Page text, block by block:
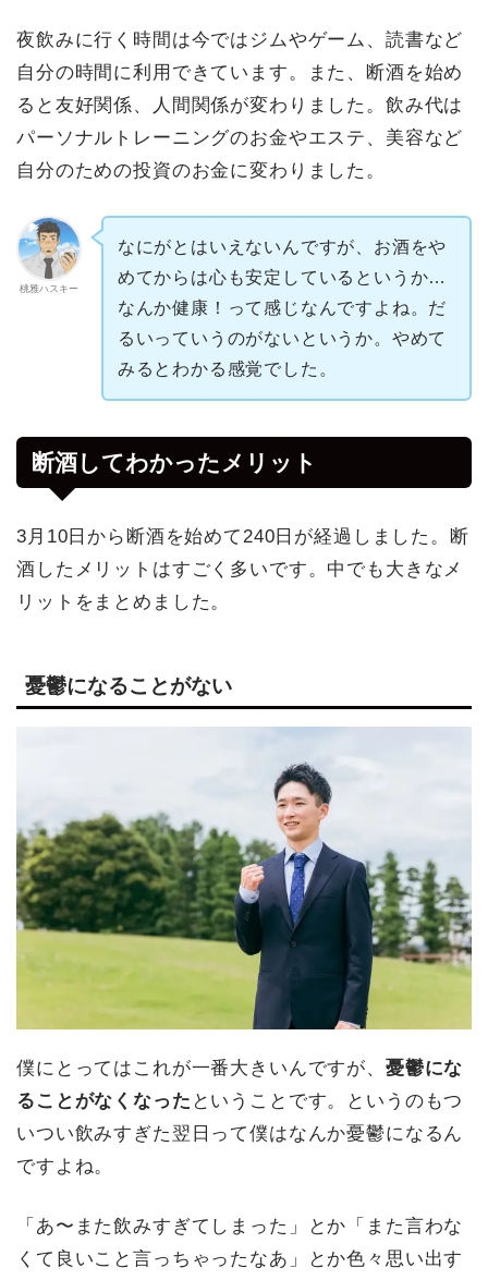
夜飲みに行く時間は今ではジムやゲーム、読書など
自分の時間に利用できています。また、断酒を始め
ると友好関係、人間関係が変わりました。飲み代は
パーソナルトレーニングのお金やエステ、美容など
自分のための投資のお金に変わりました。
桃雅ハスキー
なにがとはいえないんですが、お酒をや
めてからは心も安定しているというか…
なんか健康！って感じなんですよね。だ
るいっていうのがないというか。やめて
みるとわかる感覚でした。
断酒してわかったメリット
3月10日から断酒を始めて240日が経過しました。断
酒したメリットはすごく多いです。中でも大きなメ
リットをまとめました。
憂鬱になることがない
僕にとってはこれが一番大きいんですが、 憂鬱にな
ることがなくなった ということです。というのもつ
いつい飲みすぎた翌日って僕はなんか憂鬱になるん
ですよね。
「あ〜また飲みすぎてしまった」とか「また言わな
くて良いこと言っちゃったなあ」とか色々思い出す